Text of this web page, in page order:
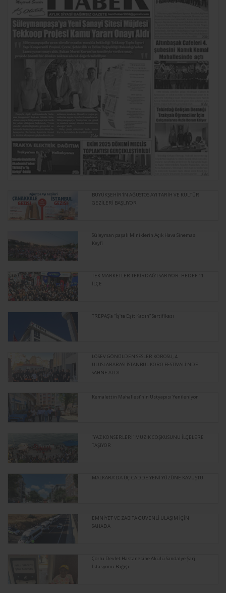
BÜYÜKŞEHİR'İN AĞUSTOS AYI TARİH VE KÜLTÜR
GEZİLERİ BAŞLIYOR
Süleyman paşalı Miniklerin Açık Hava Sineması
Keyfi
TEK MARKETLER TEKİRDAĞ’I SARIYOR: HEDEF 11
İLÇE
TREPAŞ’a “İş’te Eşit Kadın” Sertifikası
LÖSEV GÖNÜLDEN SESLER KOROSU, 4.
ULUSLARARASI İSTANBUL KORO FESTİVALİ'NDE
SAHNE ALDI
Kemalettin Mahallesi’nin Üstyapısı Yenileniyor
“YAZ KONSERLERİ” MÜZİK COŞKUSUNU İLÇELERE
TAŞIYOR
MALKARA’DA ÜÇ CADDE YENİ YÜZÜNE KAVUŞTU
EMNİYET VE ZABITA GÜVENLİ ULAŞIM İÇİN
SAHADA
Çorlu Devlet Hastanesine Akülü Sandalye Şarj
İstasyonu Bağışı